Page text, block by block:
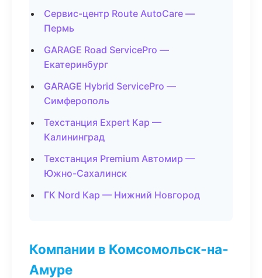
Сервис-центр Route AutoCare —
Пермь
GARAGE Road ServicePro —
Екатеринбург
GARAGE Hybrid ServicePro —
Симферополь
Техстанция Expert Кар —
Калининград
Техстанция Premium Автомир —
Южно-Сахалинск
ГК Nord Кар — Нижний Новгород
Компании в Комсомольск-на-
Амуре